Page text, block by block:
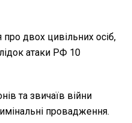
двох цивільних осіб,
атаки РФ 10
та звичаїв війни
провадження.